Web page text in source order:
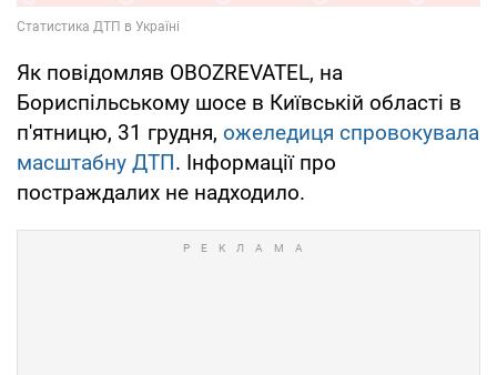
Як повідомляв OBOZREVATEL, на
Бориспільському шосе в Київській області в
п'ятницю, 31 грудня, ожеледиця спровокувала
масштабну ДТП. Інформації про
постраждалих не надходило.